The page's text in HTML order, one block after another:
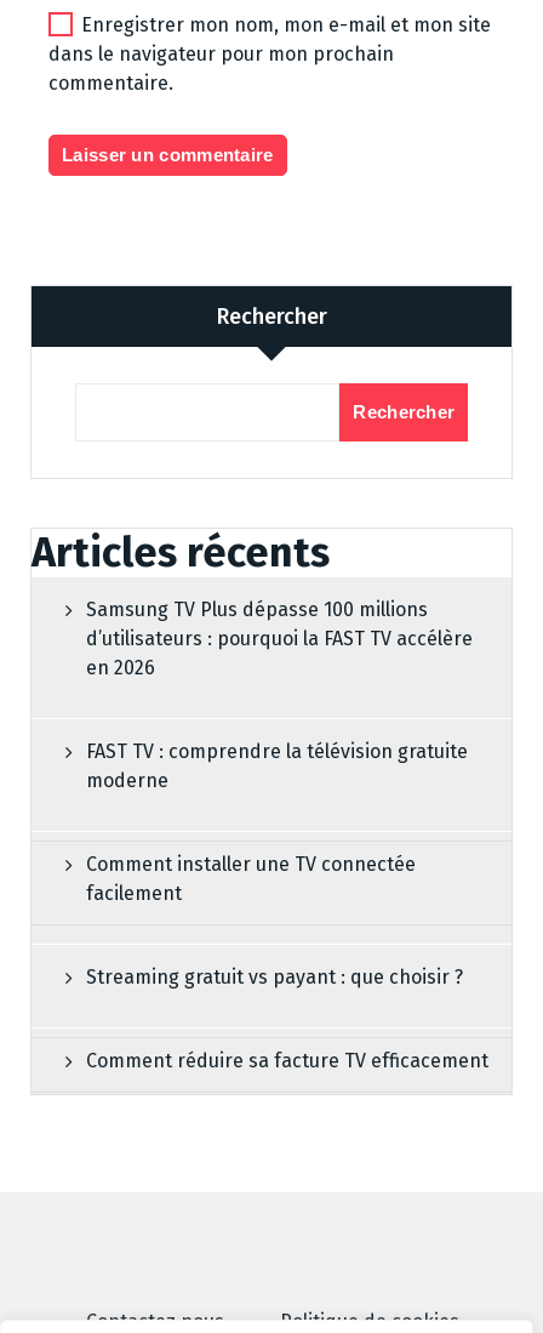
Enregistrer mon nom, mon e-mail et mon site
dans le navigateur pour mon prochain
commentaire.
Rechercher
Rechercher
Articles récents
Samsung TV Plus dépasse 100 millions
d’utilisateurs : pourquoi la FAST TV accélère
en 2026
FAST TV : comprendre la télévision gratuite
moderne
Comment installer une TV connectée
facilement
Streaming gratuit vs payant : que choisir ?
Comment réduire sa facture TV efficacement
Contactez nous Politique de cookies